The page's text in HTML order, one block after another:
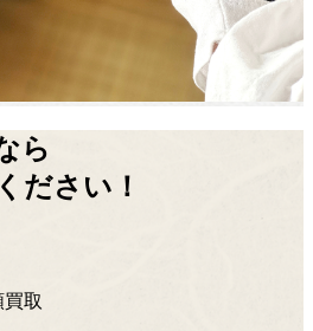
ら
ださい！
取